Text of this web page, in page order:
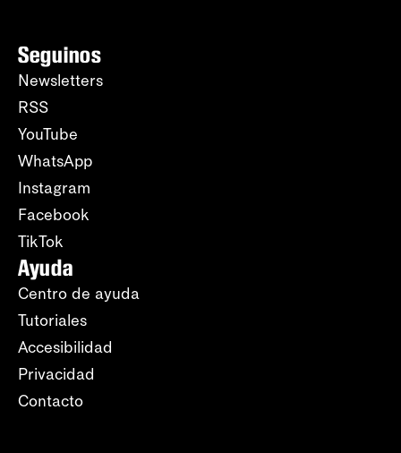
Seguinos
Newsletters
RSS
YouTube
WhatsApp
Instagram
Facebook
TikTok
Ayuda
Centro de ayuda
Tutoriales
Accesibilidad
Privacidad
Contacto